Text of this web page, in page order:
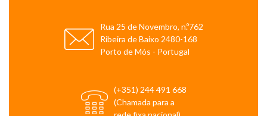
Rua 25 de Novembro, n.º762
Ribeira de Baixo 2480-168
Porto de Mós - Portugal
(+351) 244 491 668
(Chamada para a